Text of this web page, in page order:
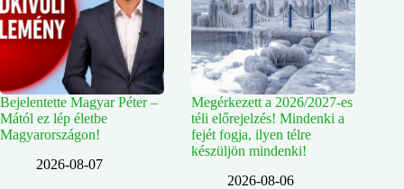
Bejelentette Magyar Péter –
Mától ez lép életbe
Magyarországon!
2026-08-07
Megérkezett a 2026/2027-es
téli előrejelzés! Mindenki a
fejét fogja, ilyen télre
készüljön mindenki!
2026-08-06